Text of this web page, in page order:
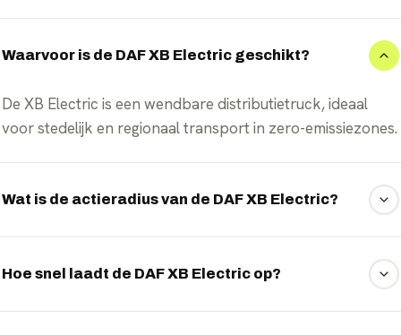
Waarvoor is de DAF XB Electric geschikt?
De XB Electric is een wendbare distributietruck, ideaal
voor stedelijk en regionaal transport in zero-emissiezones.
Wat is de actieradius van de DAF XB Electric?
kilometer per lading.
Hoe snel laadt de DAF XB Electric op?